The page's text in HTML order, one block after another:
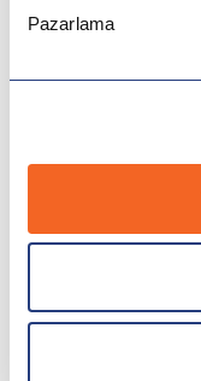
Pazarlama
Avustralya
Kanada
onaylıyorum.